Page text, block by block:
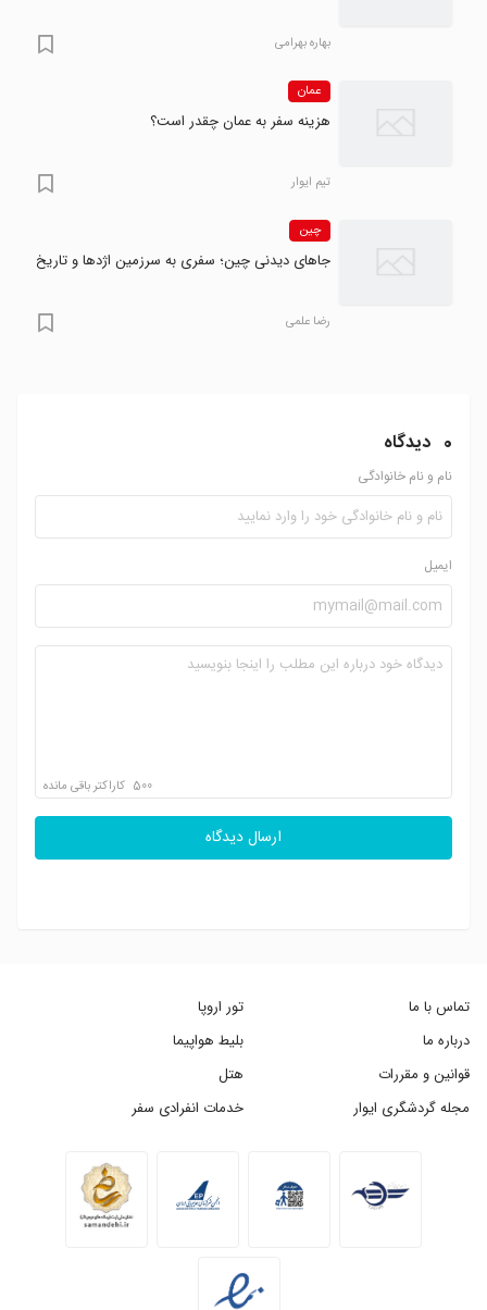
بهاره بهرامی
عمان
هزینه سفر به عمان چقدر است؟
تیم ایوار
چین
جاهای دیدنی چین؛ سفری به سرزمین اژدها و تاریخ
رضا علمی
0 دیدگاه
نام و نام خانوادگی
ایمیل
500 کاراکتر باقی مانده
ارسال دیدگاه
تماس با ما
درباره ما
قوانین و مقررات
مجله گردشگری ایوار
تور اروپا
بلیط هواپیما
هتل
خدمات انفرادی سفر